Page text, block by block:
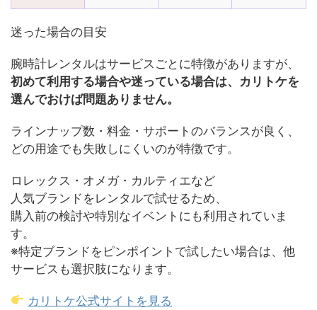
迷った場合の目安
腕時計レンタルはサービスごとに特徴がありますが、
初めて利用する場合や迷っている場合は、カリトケを
選んでおけば問題ありません。
ラインナップ数・料金・サポートのバランスが良く、
どの用途でも失敗しにくいのが特徴です。
ロレックス・オメガ・カルティエなど
人気ブランドをレンタルで試せるため、
購入前の検討や特別なイベントにも利用されていま
す。
※特定ブランドをピンポイントで試したい場合は、他
サービスも選択肢になります。
カリトケ公式サイトを見る